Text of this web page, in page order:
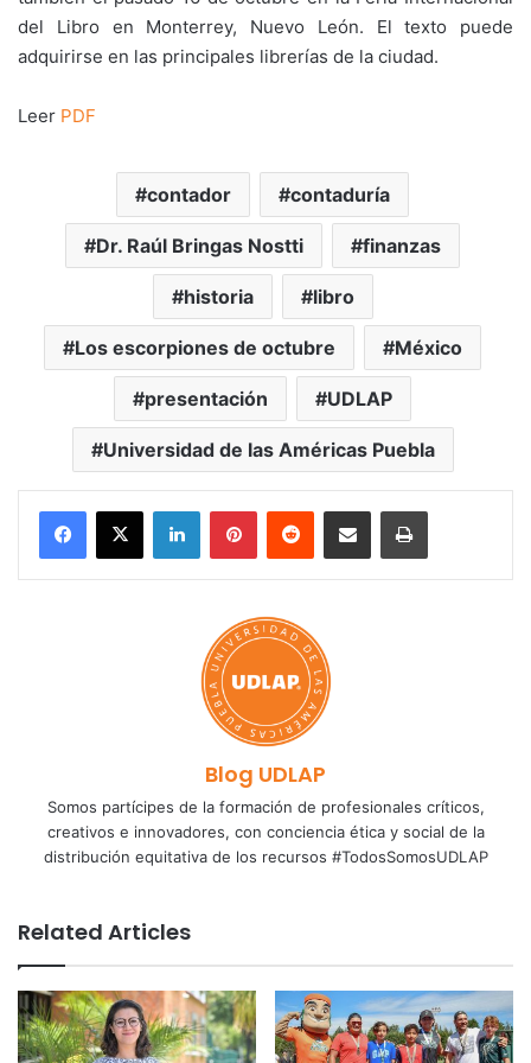
del Libro en Monterrey, Nuevo León. El texto puede
adquirirse en las principales librerías de la ciudad.
Leer PDF
contador contaduría
Dr. Raúl Bringas Nostti finanzas
historia libro
Los escorpiones de octubre México
presentación UDLAP
Universidad de las Américas Puebla
LinkedInPinterestReddit Share via Email Print
Blog UDLAP
Somos partícipes de la formación de profesionales críticos,
creativos e innovadores, con conciencia ética y social de la
distribución equitativa de los recursos #TodosSomosUDLAP
Related Articles